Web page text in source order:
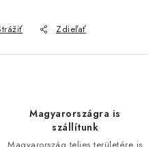
Zdieľať
Magyarországra is
szállítunk